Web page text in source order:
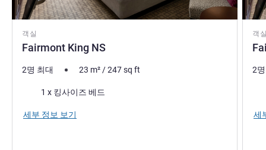
객실
Fairmont King NS
2명 최대 23 m²/247sq ft
1 x 킹사이즈 베드
세부 정보 보기
객
2
세